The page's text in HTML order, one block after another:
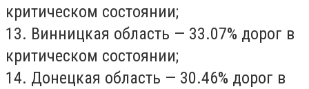
критическом состоянии;
13. Винницкая область — 33.07% дорог в
критическом состоянии;
14. Донецкая область — 30.46% дорог в